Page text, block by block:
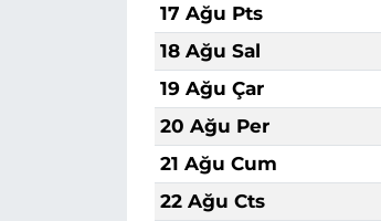
17 Ağu Pts
18 Ağu Sal
19 Ağu Çar
20 Ağu Per
21 Ağu Cum
22 Ağu Cts